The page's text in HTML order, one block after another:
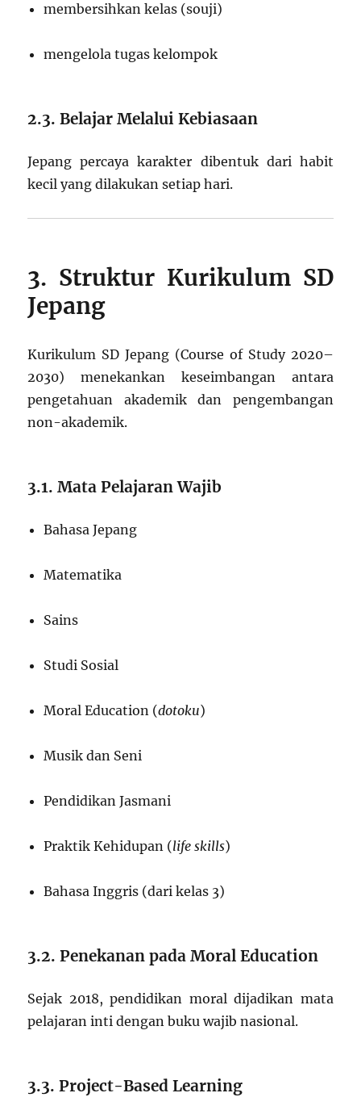
membersihkan kelas (souji)
mengelola tugas kelompok
2.3. Belajar Melalui Kebiasaan
Jepang percaya karakter dibentuk dari habit
kecil yang dilakukan setiap hari.
3. Struktur Kurikulum SD
Jepang
Kurikulum SD Jepang (Course of Study 2020–
2030) menekankan keseimbangan antara
pengetahuan akademik dan pengembangan
non-akademik.
3.1. Mata Pelajaran Wajib
Bahasa Jepang
Matematika
Sains
Studi Sosial
Moral Education (dotoku)
Musik dan Seni
Pendidikan Jasmani
Praktik Kehidupan (life skills)
Bahasa Inggris (dari kelas 3)
3.2. Penekanan pada Moral Education
Sejak 2018, pendidikan moral dijadikan mata
pelajaran inti dengan buku wajib nasional.
3.3. Project-Based Learning